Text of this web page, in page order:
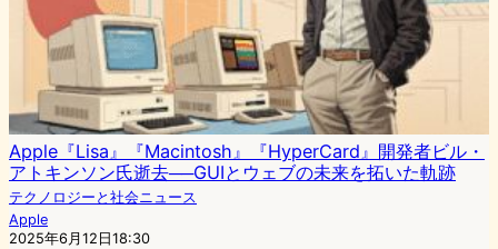
Apple『Lisa』『Macintosh』『HyperCard』開発者ビル・
アトキンソン氏逝去──GUIとウェブの未来を拓いた軌跡
テクノロジーと社会ニュース
Apple
2025年6月12日18:30